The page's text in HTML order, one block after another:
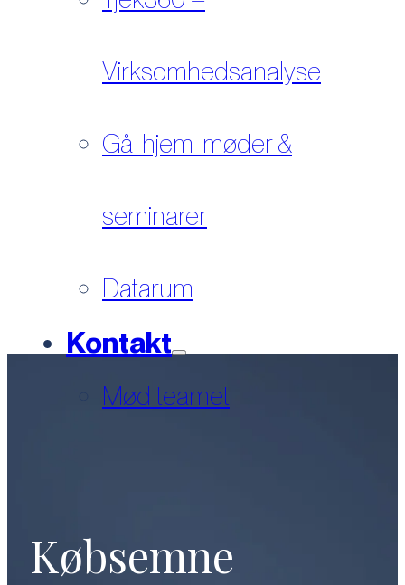
Virksomhedsanalyse
Gå-hjem-møder &
seminarer
Datarum
Kontakt
Mød teamet
Købsemne